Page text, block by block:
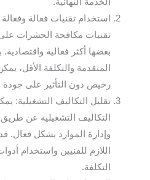
استخدام تقنيات فعالة
تقنيات مكافحة الحشرات
بعضها أكثر فعالية
المتقدمة والتكلفة الأقل،
رخيص دون التأثير على جودة
تقليل التكاليف التشغيلية:
التكاليف التشغيلية عن
وإدارة الموارد بشكل فعال.
اللازم للفنيين واستخدام
التكلفة.